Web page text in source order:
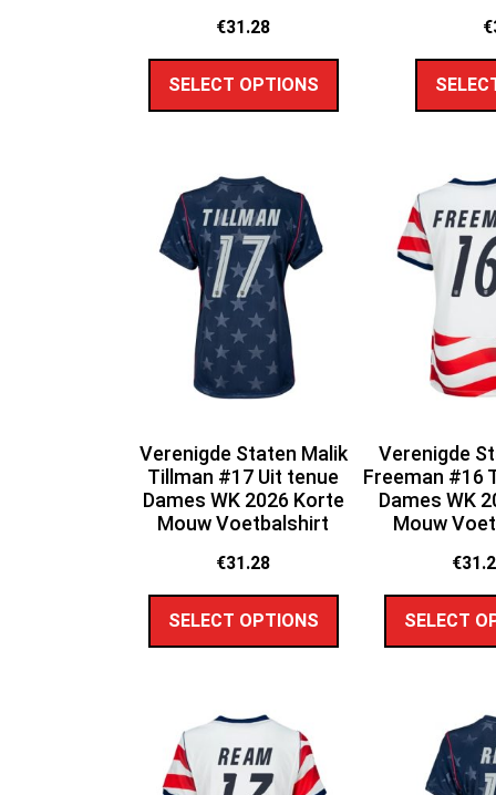
€31.28
SELECT OPTIONS
€
Verenigde Staten Malik
Tillman #17 Uit tenue
Dames WK 2026 Korte
Mouw Voetbalshirt
€31.28
SELECT OPTIONS
Verenigde
Freeman #16
Dames WK
Mouw
€
SELECT